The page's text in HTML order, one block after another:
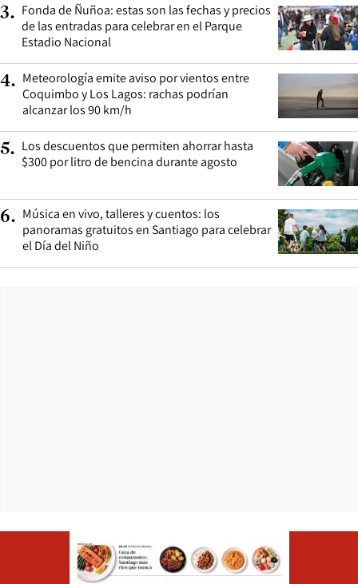
3. Fonda de Ñuñoa: estas son las fechas y precios
de las entradas para celebrar en el Parque
Estadio Nacional
4. Meteorología emite aviso por vientos entre
Coquimbo y Los Lagos: rachas podrían
alcanzar los 90 km/h
5. Los descuentos que permiten ahorrar hasta
$300 por litro de bencina durante agosto
6. Música en vivo, talleres y cuentos: los
panoramas gratuitos en Santiago para celebrar
el Día del Niño